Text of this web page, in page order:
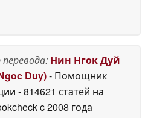
Нин Нгок Дуй
Duy)- Помощник
- 814621 статей на
c 2008 года